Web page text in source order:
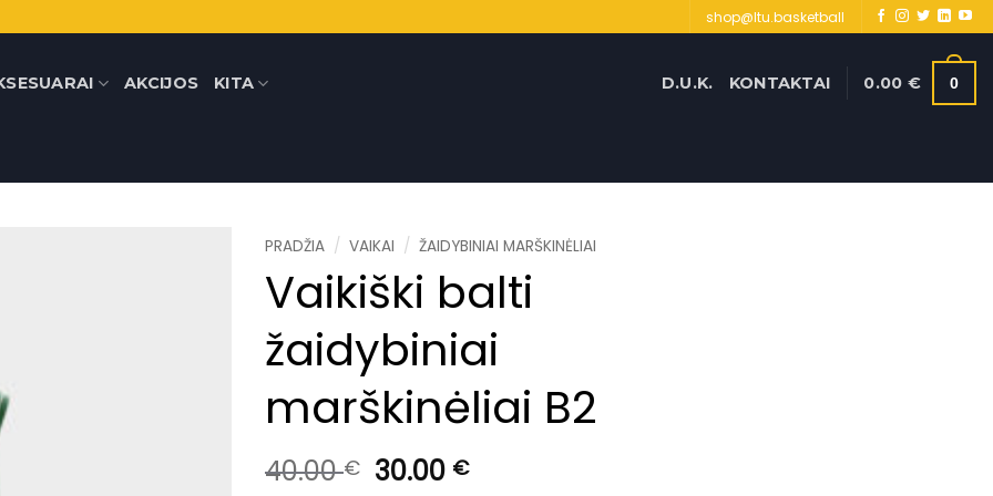
shop@ltu.basketball
AKCIJOS KITA D.U.K. KONTAKTAI 0.00 € 0
PRADŽIA / VAIKAI / ŽAIDYBINIAI MARŠKINĖLIAI
Vaikiški balti
žaidybiniai
marškinėliai B2
40.00€ Original
30.00 €Current